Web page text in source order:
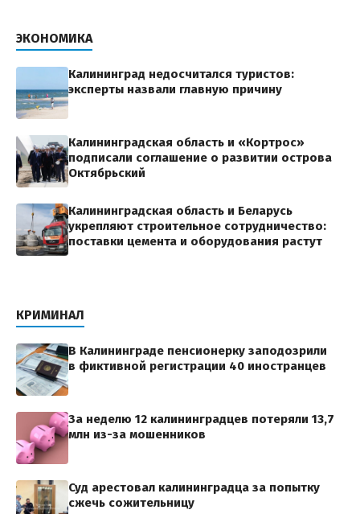
ЭКОНОМИКА
Калининград недосчитался туристов:
эксперты назвали главную причину
Калининградская область и «Кортрос»
подписали соглашение о развитии острова
Октябрьский
Калининградская область и Беларусь
укрепляют строительное сотрудничество:
поставки цемента и оборудования растут
КРИМИНАЛ
В Калининграде пенсионерку заподозрили
в фиктивной регистрации 40 иностранцев
За неделю 12 калининградцев потеряли 13,7
млн из-за мошенников
Суд арестовал калининградца за попытку
сжечь сожительницу